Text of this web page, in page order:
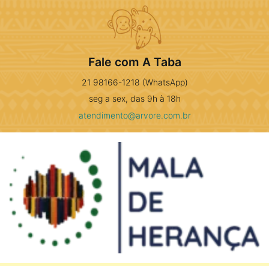
Fale com A Taba
21 98166-1218 (WhatsApp)
seg a sex, das 9h à 18h
atendimento@arvore.com.br